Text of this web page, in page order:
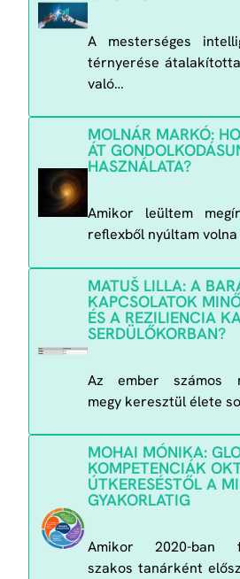
A mesterséges
térnyerése
való…
MOLNÁR MARKÓ:
ÁT
HASZNÁLATA?
Amikor leültem
reflexből nyúltam
MATUŠ LILLA: A
KAPCSOLATOK
ÉS A REZILIENCIA
SERDÜLŐKORBAN?
Az ember számos
megy keresztül élete
MOHAI MÓNIKA:
KOMPETENCIÁK
ÚTKERESÉSTŐL A
GYAKORLATIG
Amikor 2020-ban
szakos tanárként